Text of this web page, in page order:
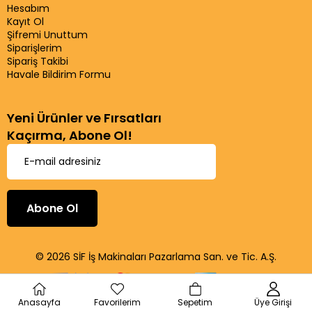
Hesabım
Kayıt Ol
Şifremi Unuttum
Siparişlerim
Sipariş Takibi
Havale Bildirim Formu
Yeni Ürünler ve Fırsatları
Kaçırma, Abone Ol!
Abone Ol
© 2026 SİF İş Makinaları Pazarlama San. ve Tic. A.Ş.
Anasayfa Favorilerim Sepetim Üye Girişi